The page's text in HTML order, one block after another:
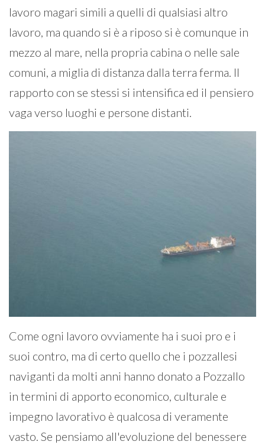
lavoro magari simili a quelli di qualsiasi altro
lavoro, ma quando si è a riposo si è comunque in
mezzo al mare, nella propria cabina o nelle sale
comuni, a miglia di distanza dalla terra ferma. Il
rapporto con se stessi si intensifica ed il pensiero
vaga verso luoghi e persone distanti.
Come ogni lavoro ovviamente ha i suoi pro e i
suoi contro, ma di certo quello che i pozzallesi
naviganti da molti anni hanno donato a Pozzallo
in termini di apporto economico, culturale e
impegno lavorativo è qualcosa di veramente
vasto. Se pensiamo all'evoluzione del benessere